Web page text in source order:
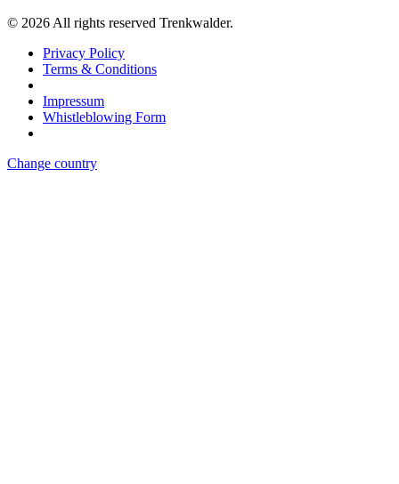
© 2026 All rights reserved Trenkwalder.
Privacy Policy
Terms & Conditions
Impressum
Whistleblowing Form
Change country